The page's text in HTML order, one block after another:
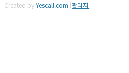
Created byYescall.com [관리자]